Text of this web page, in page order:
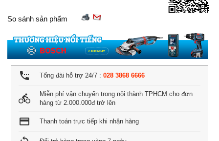
So sánh sản phẩm
settings_phone Tổng đài hỗ trợ 24/7 : 028 3868 6666
directions_bike
Miễn phí vận chuyển trong nội thành TPHCM cho đơn
hàng từ 2.000.000đ trở lên
credit_card Thanh toán trực tiếp khi nhận hàng